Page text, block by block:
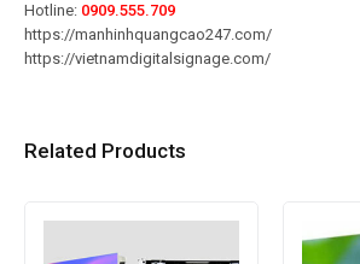
Hotline: 0909.555.709
https://manhinhquangcao247.com/
https://vietnamdigitalsignage.com/
Related Products